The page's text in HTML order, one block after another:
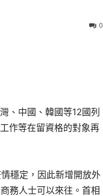
0
、中國、韓國等12國列
作等在留資格的對象再
穩定，因此新增開放外
務人士可以來往。首相